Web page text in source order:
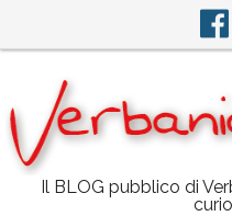
Il BLOG pubblico di